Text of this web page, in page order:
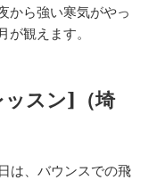
から強い寒気がやっ
観えます。
スン]（埼
は、バウンスでの飛